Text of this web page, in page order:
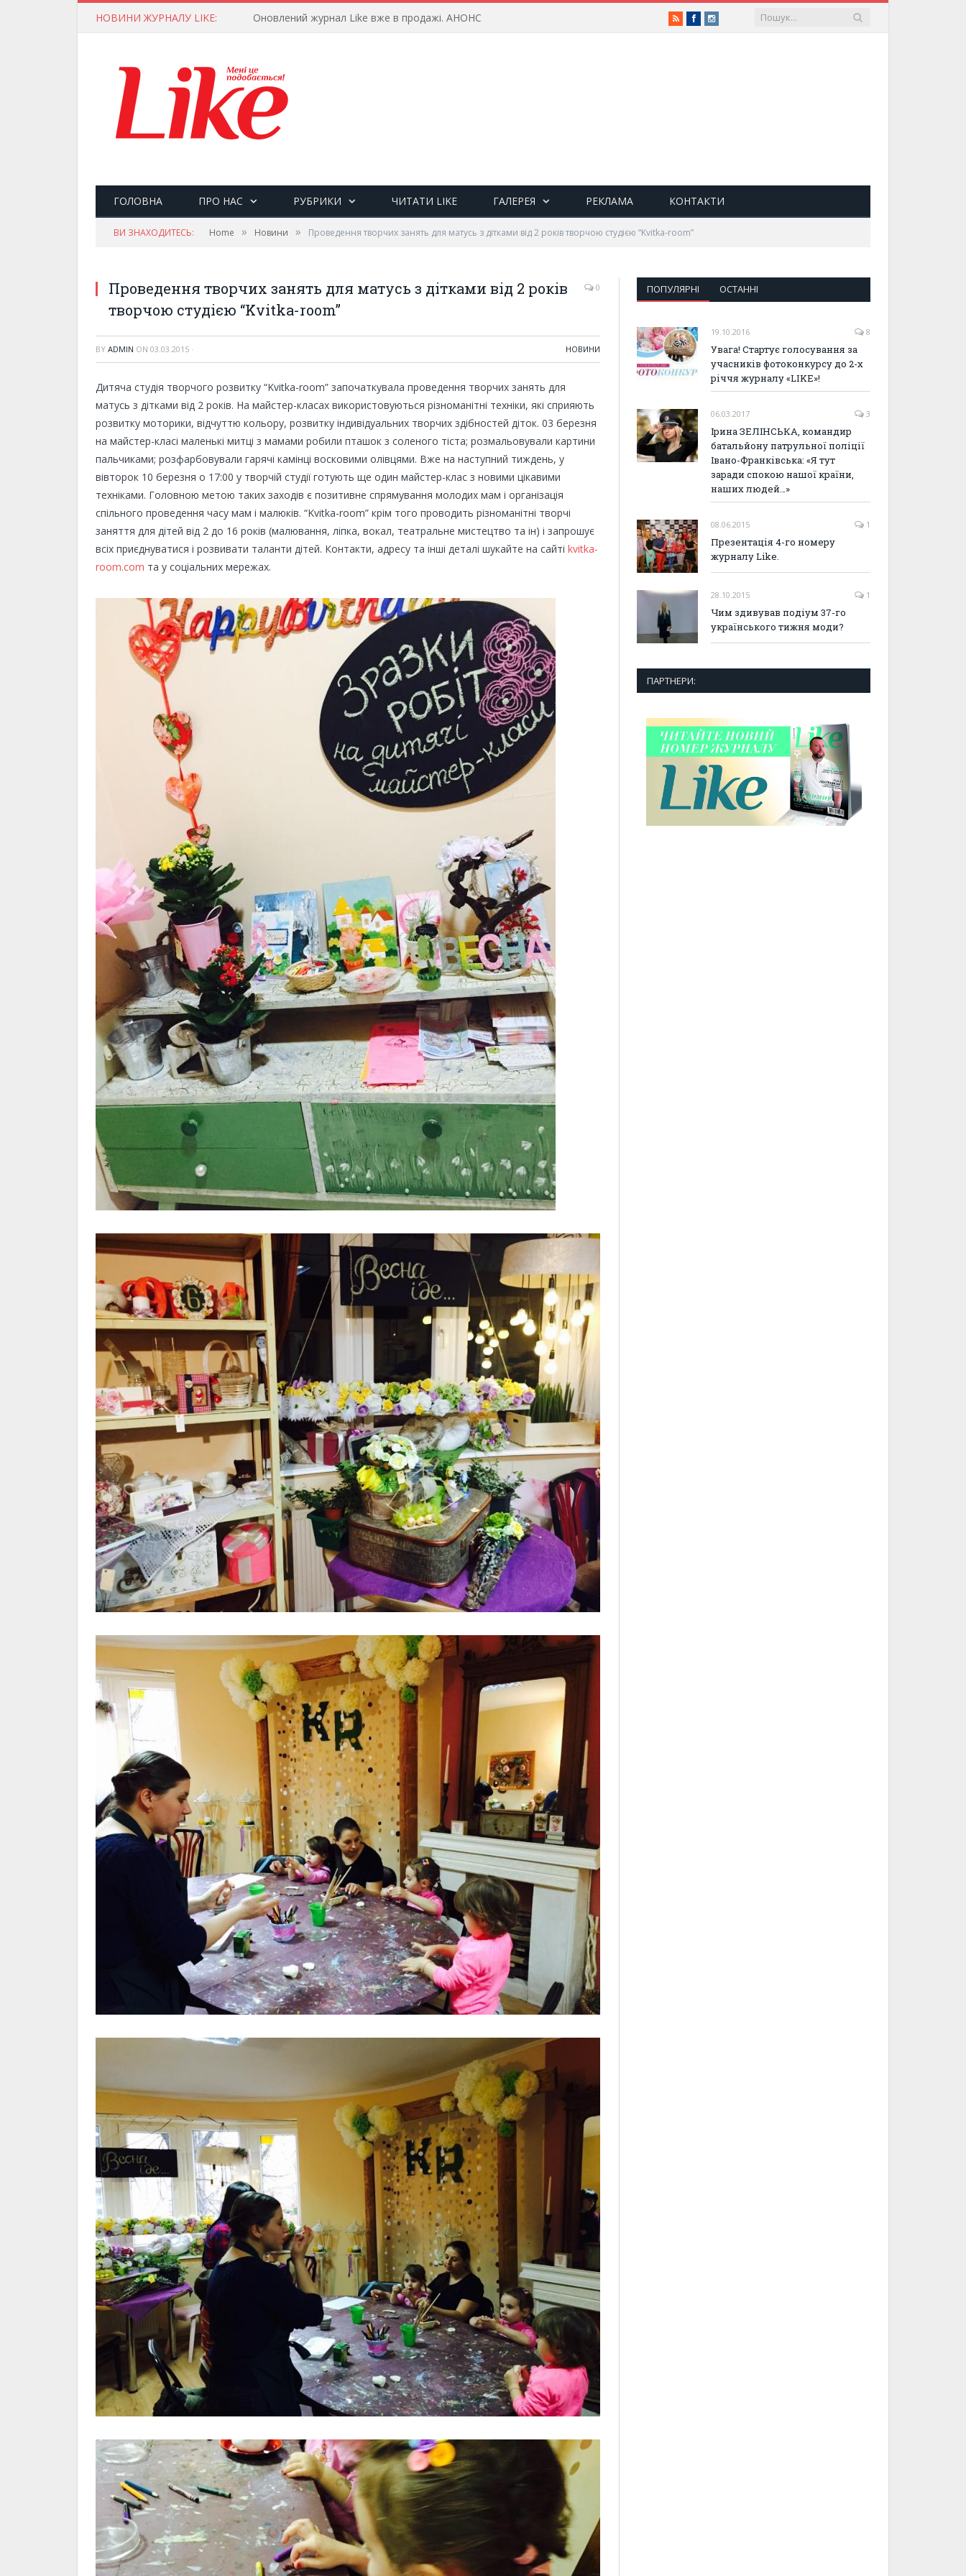
НОВИНИ ЖУРНАЛУ LIKE: Оновлений журнал Like вже в продажі. АНОНС RSSFacebookInstagram
ГОЛОВНА ПРО НАС РУБРИКИ ЧИТАТИ LIKE ГАЛЕРЕЯ РЕКЛАМА КОНТАКТИ
ВИ ЗНАХОДИТЕСЬ: Home » Новини » Проведення творчих занять для матусь з дітками від 2 років творчою студією “Kvitka-room”
Проведення творчих занять для матусь з дітками від 2 років
творчою студією “Kvitka-room”
0
BY ADMIN ON 03.03.2015 · НОВИНИ
Дитяча студія творчого розвитку “Kvitka-room” започаткувала проведення творчих занять для
матусь з дітками від 2 років. На майстер-класах використовуються різноманітні техніки, які сприяють
розвитку моторики, відчуттю кольору, розвитку індивідуальних творчих здібностей діток. 03 березня
на майстер-класі маленькі митці з мамами робили пташок з соленого тіста; розмальовували картини
пальчиками; розфарбовували гарячі камінці восковими олівцями. Вже на наступний тиждень, у
вівторок 10 березня о 17:00 у творчій студії готують ще один майстер-клас з новими цікавими
техніками. Головною метою таких заходів є позитивне спрямування молодих мам і організація
спільного проведення часу мам і малюків. “Kvitka-room” крім того проводить різноманітні творчі
заняття для дітей від 2 до 16 років (малювання, ліпка, вокал, театральне мистецтво та ін) і запрошує
всіх приєднуватися і розвивати таланти дітей. Контакти, адресу та інші деталі шукайте на сайті kvitka-
room.com та у соціальних мережах.
ПОПУЛЯРНІ ОСТАННІ
19.10.2016 8
Увага! Стартує голосування за
учасників фотоконкурсу до 2-х
річчя журналу «LIKE»!
06.03.2017 3
Ірина ЗЕЛІНСЬКА, командир
батальйону патрульної поліції
Івано-Франківська: «Я тут
заради спокою нашої країни,
наших людей…»
08.06.2015 1
Презентація 4-го номеру
журналу Like.
28.10.2015 1
Чим здивував подіум 37-го
українського тижня моди?
ПАРТНЕРИ: